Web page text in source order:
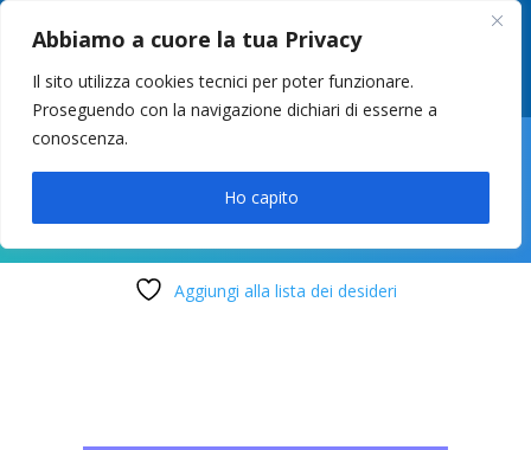
Abbiamo a cuore la tua Privacy
Il sito utilizza cookies tecnici per poter funzionare.
Proseguendo con la navigazione dichiari di esserne a
conoscenza.
Ho capito
049 8627946 –info@cstosetto.it
LUN-VEN 9-12 / 14:30-17
Aggiungi alla lista dei desideri